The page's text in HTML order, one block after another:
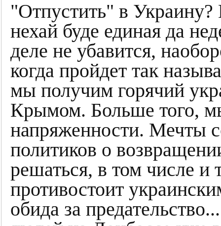
"Отпустить" в Украину?
нехай буде единая да
деле не убавится,
когда пройдет так
мы получим горячий
Крымом. Больше того,
напряженности. Мечты
политиков о
решаться, в том числе и
противостоит
обида за